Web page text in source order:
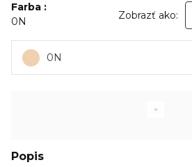
Farba
0N
Zobrazť ako:
0N
Popis